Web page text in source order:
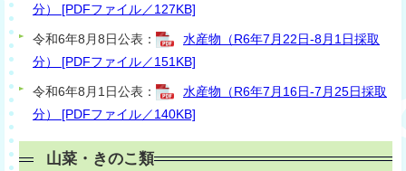
分） [PDFファイル／127KB]
令和6年8月8日公表：
水産物（R6年7月22日-8月1日採取
分） [PDFファイル／151KB]
令和6年8月1日公表：
水産物（R6年7月16日-7月25日採取
分） [PDFファイル／140KB]
山菜・きのこ類